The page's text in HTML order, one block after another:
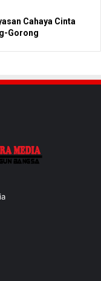
Cahaya Cinta
Gorong